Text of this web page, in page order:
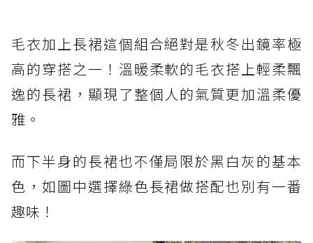
毛衣加上長裙這個組合絕對是秋冬出鏡率極
高的穿搭之一！溫暖柔軟的毛衣搭上輕柔飄
逸的長裙，顯現了整個人的氣質更加溫柔優
雅。
而下半身的長裙也不僅局限於黑白灰的基本
色，如圖中選擇綠色長裙做搭配也別有一番
趣味！